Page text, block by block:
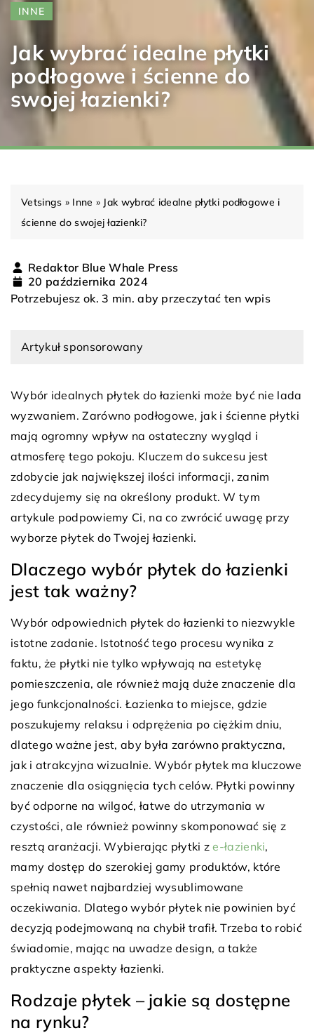
INNE
Jak wybrać idealne płytki
podłogowe i ścienne do
swojej łazienki?
Vetsings » Inne » Jak wybrać idealne płytki podłogowe i
ścienne do swojej łazienki?
Redaktor Blue Whale Press
20 października 2024
Potrzebujesz ok. 3 min. aby przeczytać ten wpis
Artykuł sponsorowany
Wybór idealnych płytek do łazienki może być nie lada
wyzwaniem. Zarówno podłogowe, jak i ścienne płytki
mają ogromny wpływ na ostateczny wygląd i
atmosferę tego pokoju. Kluczem do sukcesu jest
zdobycie jak największej ilości informacji, zanim
zdecydujemy się na określony produkt. W tym
artykule podpowiemy Ci, na co zwrócić uwagę przy
wyborze płytek do Twojej łazienki.
Dlaczego wybór płytek do łazienki
jest tak ważny?
Wybór odpowiednich płytek do łazienki to niezwykle
istotne zadanie. Istotność tego procesu wynika z
faktu, że płytki nie tylko wpływają na estetykę
pomieszczenia, ale również mają duże znaczenie dla
jego funkcjonalności. Łazienka to miejsce, gdzie
poszukujemy relaksu i odprężenia po ciężkim dniu,
dlatego ważne jest, aby była zarówno praktyczna,
jak i atrakcyjna wizualnie. Wybór płytek ma kluczowe
znaczenie dla osiągnięcia tych celów. Płytki powinny
być odporne na wilgoć, łatwe do utrzymania w
czystości, ale również powinny skomponować się z
resztą aranżacji. Wybierając płytki ze-łazienki,
mamy dostęp do szerokiej gamy produktów, które
spełnią nawet najbardziej wysublimowane
oczekiwania. Dlatego wybór płytek nie powinien być
decyzją podejmowaną na chybił trafił. Trzeba to robić
świadomie, mając na uwadze design, a także
praktyczne aspekty łazienki.
Rodzaje płytek – jakie są dostępne
na rynku?